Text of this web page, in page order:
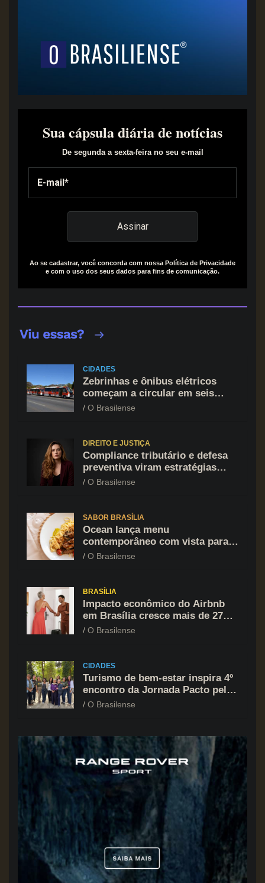
Sua cápsula diária de notícias
De segunda a sexta-feira no seu e-mail
Ao se cadastrar, você concorda com nossa Política de Privacidade
e com o uso dos seus dados para fins de comunicação.
CIDADES
Zebrinhas e ônibus elétricos
começam a circular em seis
regiões administrativas do DF
O Brasilense
DIREITO E JUSTIÇA
Compliance tributário e defesa
preventiva viram estratégias
indispensáveis para expansão
O Brasilense
SABOR BRASÍLIA
Ocean lança menu
contemporâneo com vista para o
Lago Paranoá no Restaurant
O Brasilense
BRASÍLIA
Impacto econômico do Airbnb
em Brasília cresce mais de 27%
e atinge R$ 1,6 bilhão
O Brasilense
CIDADES
Turismo de bem-estar inspira 4º
encontro da Jornada Pacto pelo
Turismo promovido pelo
O Brasilense